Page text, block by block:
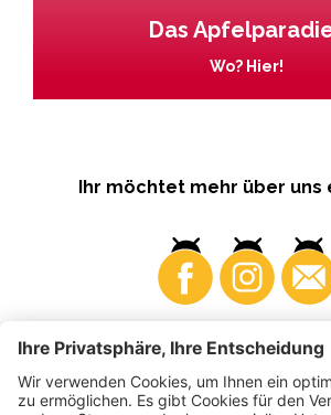
Das
Wo? Hier!
Ihr möchtet mehr über uns
Business